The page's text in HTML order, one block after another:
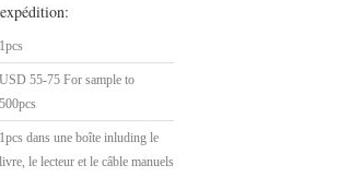
1pcs
USD 55-75 For sample to
500pcs
1pcs dans une boîte inluding le
livre, le lecteur et le câble manuels